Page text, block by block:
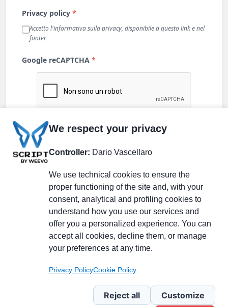
Partecipa alla discussione
Pagina Linkedin
Newsletter Linkedin
We respect your privacy
Controller: Dario Vascellaro
We use technical cookies to ensure the
proper functioning of the site and, with your
consent, analytical and profiling cookies to
understand how you use our services and
offer you a personalized experience. You can
accept all cookies, decline them, or manage
your preferences at any time.
Privacy PolicyCookie Policy
Reject all Customize